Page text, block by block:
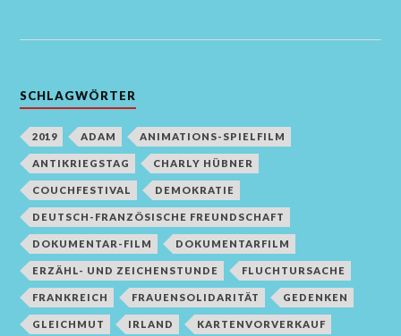
SCHLAGWÖRTER
2019 ADAM ANIMATIONS-SPIELFILM
ANTIKRIEGSTAG CHARLY HÜBNER
COUCHFESTIVAL DEMOKRATIE
DEUTSCH-FRANZÖSISCHE FREUNDSCHAFT
DOKUMENTAR-FILM DOKUMENTARFILM
ERZÄHL- UND ZEICHENSTUNDE FLUCHTURSACHE
FRANKREICH FRAUENSOLIDARITÄT GEDENKEN
GLEICHMUT IRLAND KARTENVORVERKAUF